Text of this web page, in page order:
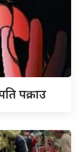
पक्राउ